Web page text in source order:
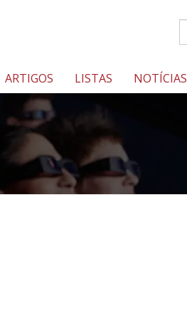
ARTIGOS LISTAS NOTÍCIAS